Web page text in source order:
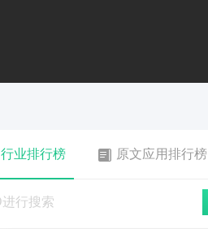
行业排行榜 原文应用排行榜